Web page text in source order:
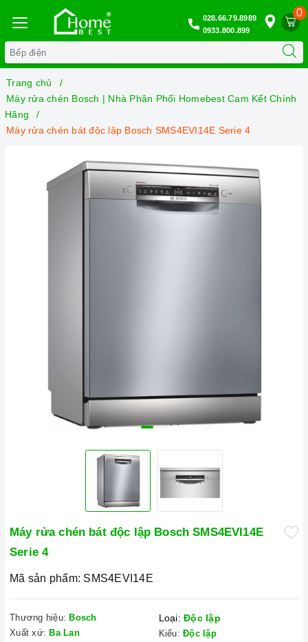
0
028.66.79.8989
0933.800.899
Trang chủ
Máy rửa chén Bosch | Nhà Phân Phối Homebest Cam Kết Chính
Hãng
Máy rửa chén bát độc lập Bosch SMS4EVI14E Serie 4
Máy rửa chén bát độc lập Bosch SMS4EVI14E
Serie 4
Mã sản phẩm: SMS4EVI14E
Thương hiệu: Bosch
Xuất xứ: Ba Lan
Loại: Độc lập
Kiểu: Độc lập